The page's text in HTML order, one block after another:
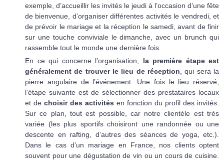
exemple, d’accueillir les invités le jeudi à l’occasion d’une fête
de bienvenue, d’organiser différentes activités le vendredi, et
de prévoir le mariage et la réception le samedi, avant de finir
sur une touche conviviale le dimanche, avec un brunch qui
rassemble tout le monde une dernière fois.
En ce qui concerne l’organisation, la première étape est
généralement de trouver le lieu de réception , qui sera la
pierre angulaire de l’événement. Une fois le lieu réservé,
l’étape suivante est de sélectionner des prestataires locaux
et de choisir des activités en fonction du profil des invités.
Sur ce plan, tout est possible, car notre clientèle est très
variée (les plus sportifs choisiront une randonnée ou une
descente en rafting, d’autres des séances de yoga, etc.).
Dans le cas d’un mariage en France, nos clients optent
souvent pour une dégustation de vin ou un cours de cuisine.